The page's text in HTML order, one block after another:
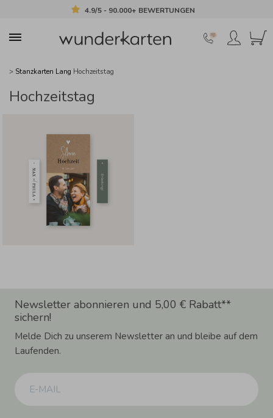
4.9/5 - 90.000+ BEWERTUNGEN
> Stanzkarten Lang Hochzeitstag
Hochzeitstag
Newsletter abonnieren und 5,00 € Rabatt**
sichern!
Melde Dich zu unserem Newsletter an und bleibe auf dem
Laufenden.